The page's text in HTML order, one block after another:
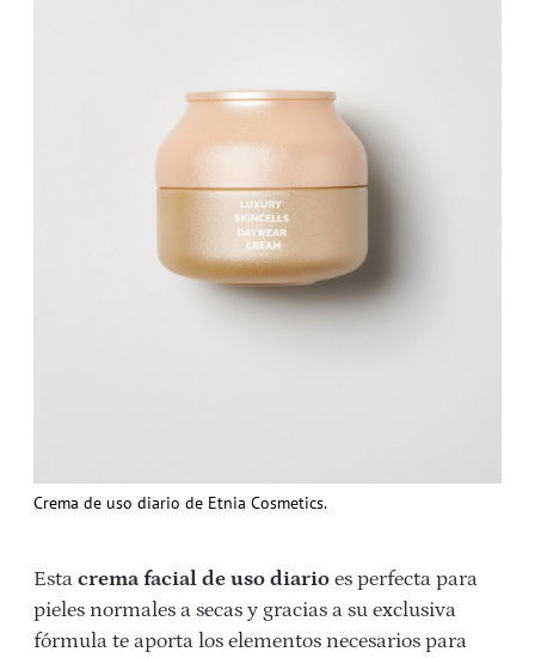
Crema de uso diario de Etnia Cosmetics.
Esta crema facial de uso diario es perfecta para
pieles normales a secas y gracias a su exclusiva
fórmula te aporta los elementos necesarios para